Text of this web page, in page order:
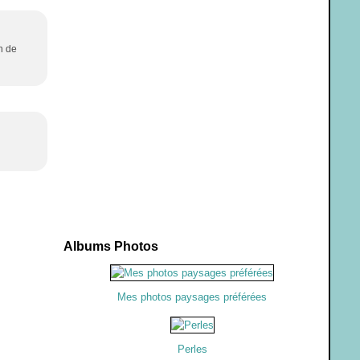
de
Albums Photos
Mes photos paysages préférées
Perles